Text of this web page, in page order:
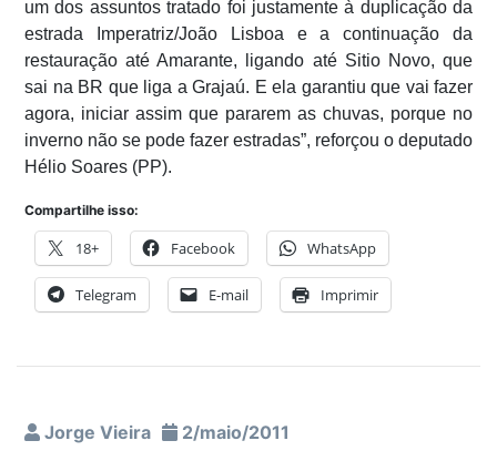
um dos assuntos tratado foi justamente à duplicação da
estrada Imperatriz/João Lisboa e a continuação da
restauração até Amarante, ligando até Sitio Novo, que
sai na BR que liga a Grajaú. E ela garantiu que vai fazer
agora, iniciar assim que pararem as chuvas, porque no
inverno não se pode fazer estradas”, reforçou o deputado
Hélio Soares (PP).
Compartilhe isso:
18+ Facebook WhatsApp
Telegram E-mail Imprimir
Jorge Vieira 2/maio/2011